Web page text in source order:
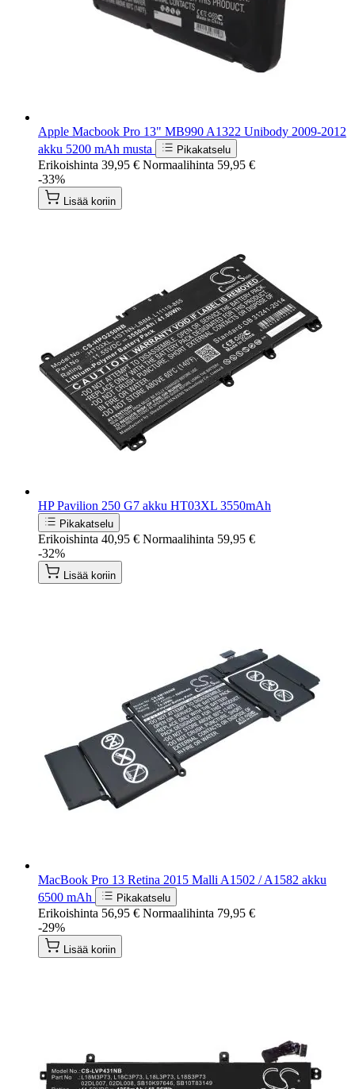
Apple Macbook Pro 13" MB990 A1322 Unibody 2009-2012
akku 5200 mAh musta
Pikakatselu
Erikoishinta 39,95 € Normaalihinta 59,95 €
-33%
Lisää koriin
HP Pavilion 250 G7 akku HT03XL 3550mAh
Pikakatselu
Erikoishinta 40,95 € Normaalihinta 59,95 €
-32%
Lisää koriin
MacBook Pro 13 Retina 2015 Malli A1502 / A1582 akku
6500 mAh
Pikakatselu
Erikoishinta 56,95 € Normaalihinta 79,95 €
-29%
Lisää koriin